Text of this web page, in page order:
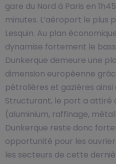
gare du Nord à Paris en
minutes. L’aéroport le plus
Lesquin. Au plan
dynamise fortement le
Dunkerque demeure une
dimension européenne
pétrolières et gazières
Structurant, le port a attiré
(aluminium, raffinage,
Dunkerque reste donc
opportunité pour les
les secteurs de cette